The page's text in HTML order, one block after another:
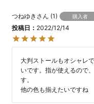
つねゆき 1 購入者
投稿日
2022/12/14
大判ストールもオシャレ
いです。指が使えるので
す。
他の色も揃えたいですね